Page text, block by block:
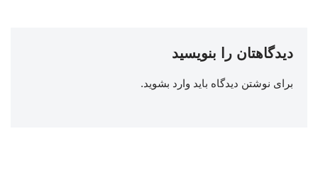
دیدگاهتان را بنویسید
برای نوشتن دیدگاه باید وارد بشوید.